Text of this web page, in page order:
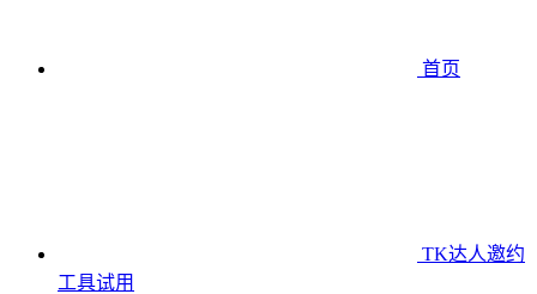
首页
TK达人邀约
工具试用